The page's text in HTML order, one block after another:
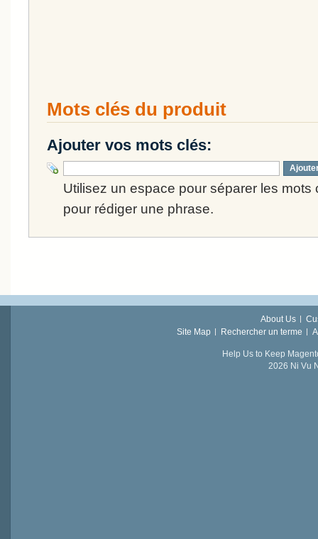
Mots clés du produit
Ajouter vos mots clés:
Utilisez un espace pour séparer les mots
pour rédiger une phrase.
About Us
Site Map
Rechercher un terme
Help Us to Keep
2026 Ni Vu